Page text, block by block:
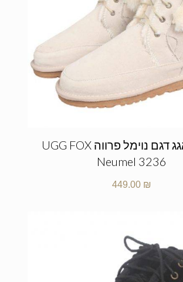
מגפי האגג דגם נוימל פרווה UGG FOX
Neumel 3236
449.00 ₪